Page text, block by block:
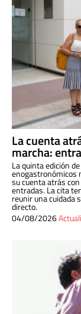
La cuenta
marcha:
La quinta edición
enogastronómicos
su cuenta atrás
entradas. La cita
reunir una cuidada
directo.
04/08/2026